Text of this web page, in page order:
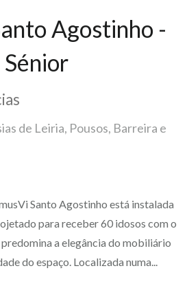
Agostinho -
de Leiria, Pousos, Barreira e
Santo Agostinho está instalada
para receber 60 idosos com o
a elegância do mobiliário
do espaço. Localizada numa...